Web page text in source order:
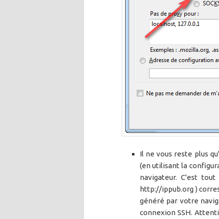
Il ne vous reste plus
(en utilisant la
navigateur. C'est
http://ippub.org )
généré par votre
connexion SSH.